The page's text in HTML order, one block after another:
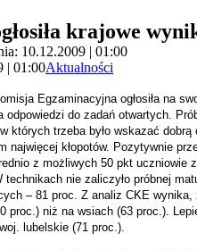
krajowe
10.12.2009 | 01:00
| 01:00Aktualności
Egzaminacyjna ogłosiła na
odpowiedzi do zadań otwartych.
których trzeba było wskazać
najwięcej kłopotów. Pozytywnie
z możliwych 50 pkt uczniowie
technikach nie zaliczyło próbnej
– 81 proc. Z analiz CKE
proc.) niż na wsiach (63 proc.).
lubelskie (71 proc.).